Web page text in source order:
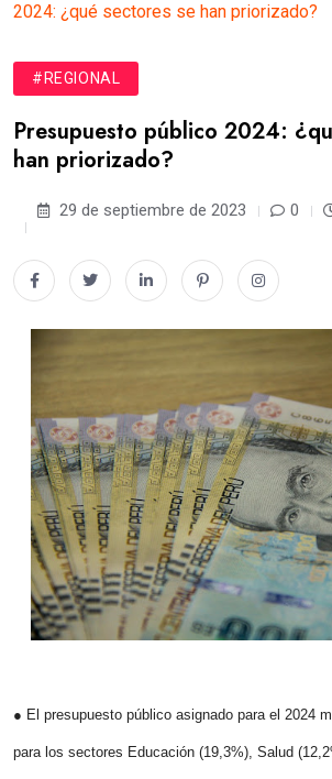
2024: ¿qué sectores se han priorizado?
#REGIONAL
Presupuesto público 2024:
han priorizado?
29 de septiembre de 2023 0
● El presupuesto público asignado para el 2024
para los sectores Educación (19,3%), Salud